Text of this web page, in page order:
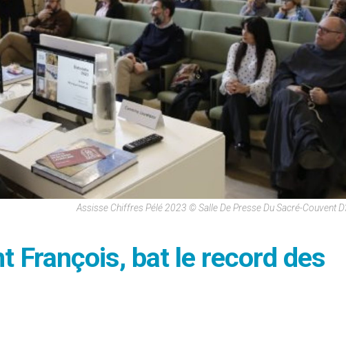
Assisse Chiffres Pélé 2023 © Salle De Presse Du Sacré-Couvent
François, bat le record des